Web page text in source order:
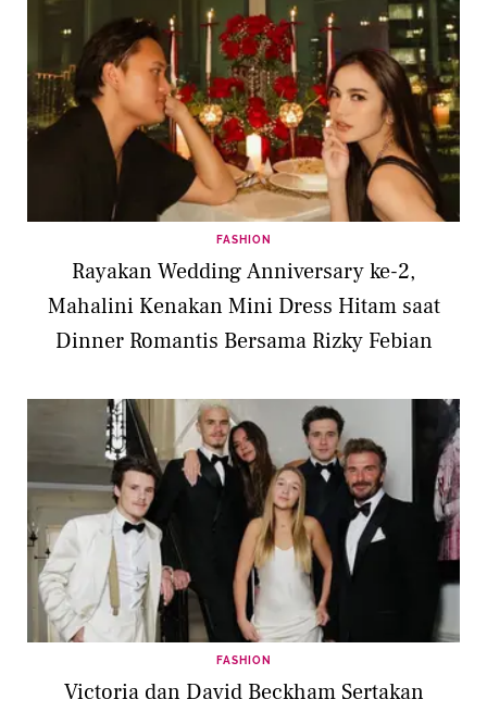
FASHION
Rayakan Wedding Anniversary ke-2,
Mahalini Kenakan Mini Dress Hitam saat
Dinner Romantis Bersama Rizky Febian
FASHION
Victoria dan David Beckham Sertakan